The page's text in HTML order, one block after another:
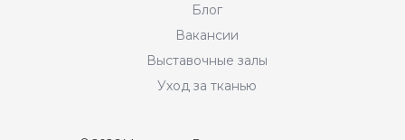
Блог
Вакансии
Выставочные залы
Уход за тканью